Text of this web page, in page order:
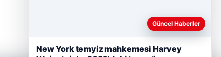
Güncel Haberler
New York temyiz mahkemesi Harvey